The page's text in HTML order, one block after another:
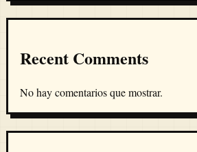
Recent Comments
No hay comentarios que mostrar.